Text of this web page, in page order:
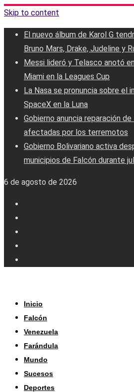
Skip to content
El nuevo álbum de Karol G
Bruno Mars, Drake, Judeline y
Messi lideró y Telasco anotó
Miami en la Leagues Cup
La Nasa se pronuncia sobre el
SpaceX en la Luna
Gobierno anuncia reparación
afectadas por los terremotos
Gobierno Bolivariano activa
municipios de Falcón durante
6 de agosto de 2026
Inicio
Falcón
Venezuela
Farándula
Mundo
Sucesos
Deportes